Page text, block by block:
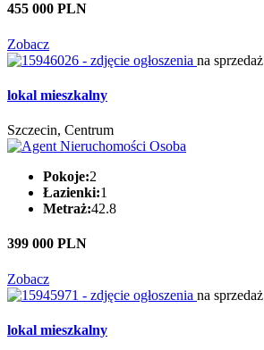
455 000 PLN
Zobacz
na sprzedaż
lokal mieszkalny
Szczecin, Centrum
Pokoje:2
Łazienki:1
Metraż:42.8
399 000 PLN
Zobacz
na sprzedaż
lokal mieszkalny